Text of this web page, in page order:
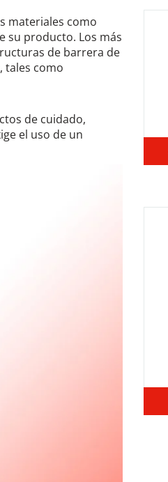
materiales como
su producto. Los más
de barrera de
tales como
de cuidado,
el uso de un